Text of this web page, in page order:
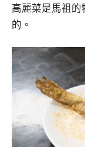
高麗菜是馬祖
的。